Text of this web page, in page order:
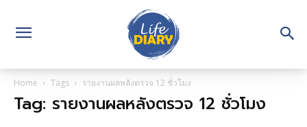
Home Tags รายงานผลหลังตรวจ 12 ชั่วโมง
Tag: รายงานผลหลังตรวจ 12 ชั่วโมง